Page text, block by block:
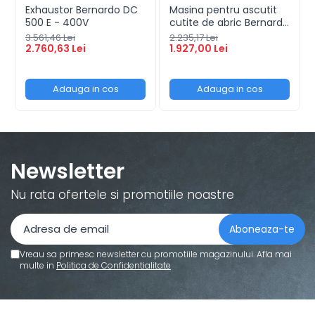
Exhaustor Bernardo DC
500 E - 400V
3.561,46 Lei
2.760,63 Lei
Adauga in cos
Masina pentru ascutit
cutite de abric Bernardo
HMS 600
2.235,17 Lei
1.927,00 Lei
Adauga in cos
Newsletter
Nu rata ofertele si promotiile noastre
Vreau sa primesc newsletter cu promotiile magazinului. Afla mai
multe in Politica de Confidentialitate